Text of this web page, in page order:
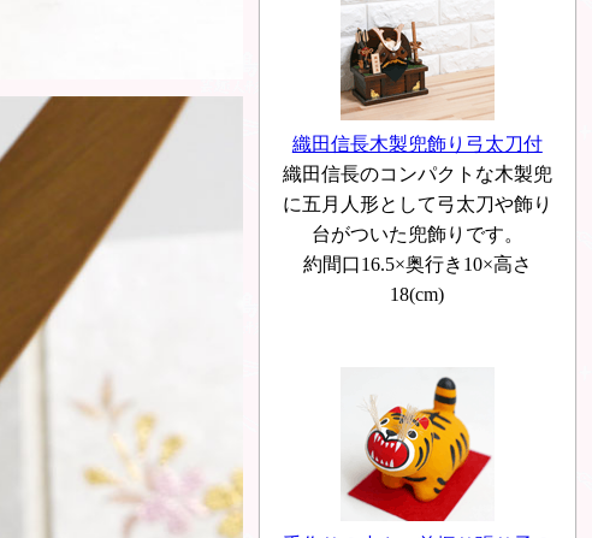
織田信長木製兜飾り弓太刀付
織田信長のコンパクトな木製兜
に五月人形として弓太刀や飾り
台がついた兜飾りです。
約間口16.5×奥行き10×高さ
18(cm)